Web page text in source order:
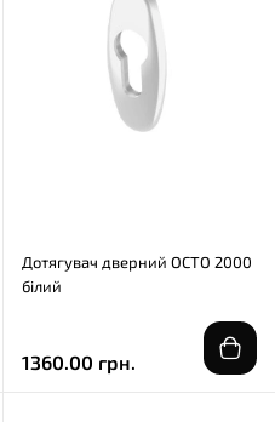
Дотягувач дверний OCTO 2000
білий
1360.00 грн.